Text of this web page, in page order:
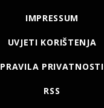
IMPRESSUM
UVJETI KORIŠTENJA
PRAVILA PRIVATNOSTI
RSS